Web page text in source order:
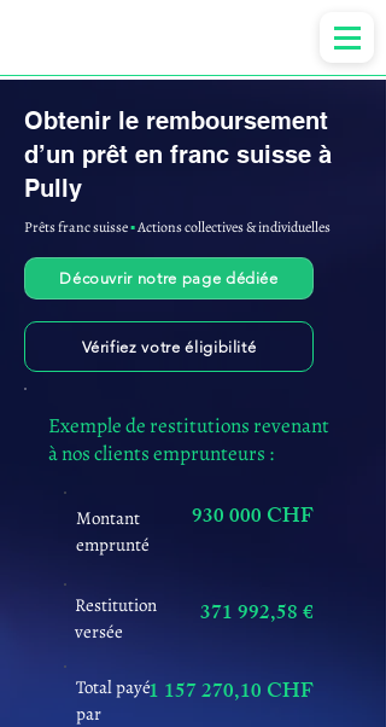
Obtenir le remboursement
d’un prêt en franc suisse à
Pully
Prêts franc suisse▪︎Actions collectives & individuelles
Découvrir notre page dédiée
Vérifiez votre éligibilité
Exemple de restitutions revenant
à nos clients emprunteurs :
Montant
emprunté
930 000 CHF
Restitution
versée
371 992,58 €
Total payé
par
1 157 270,10 CHF